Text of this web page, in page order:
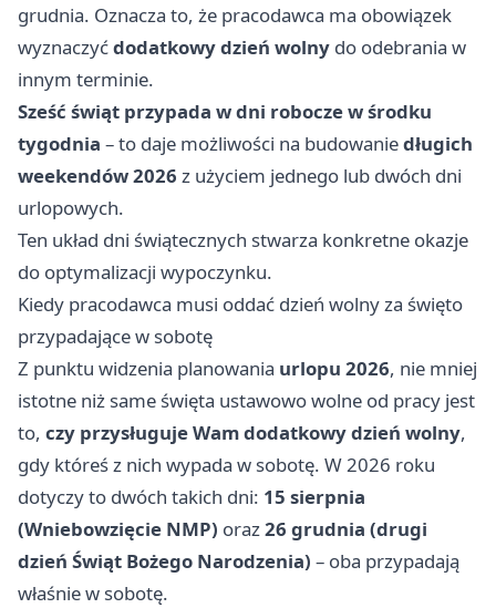
grudnia. Oznacza to, że pracodawca ma obowiązek
wyznaczyćdodatkowy dzień wolny do odebrania w
innym terminie.
Sześć świąt przypada w dni robocze w środku
tygodnia – to daje możliwości na budowaniedługich
weekendów 2026 z użyciem jednego lub dwóch dni
urlopowych.
Ten układ dni świątecznych stwarza konkretne okazje
do optymalizacji wypoczynku.
Kiedy pracodawca musi oddać dzień wolny za święto
przypadające w sobotę
Z punktu widzenia planowania urlopu 2026, nie mniej
istotne niż same święta ustawowo wolne od pracy jest
to, czy przysługuje Wam dodatkowy dzień wolny,
gdy któreś z nich wypada w sobotę. W 2026 roku
dotyczy to dwóch takich dni: 15 sierpnia
(Wniebowzięcie NMP) oraz26 grudnia (drugi
dzień Świąt Bożego Narodzenia) – oba przypadają
właśnie w sobotę.